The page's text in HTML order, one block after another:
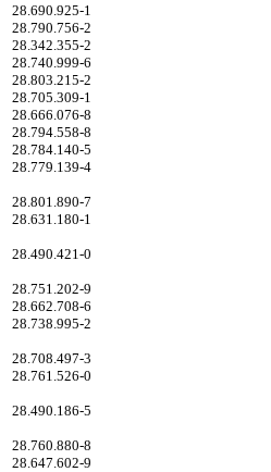
28.690.925-1
28.790.756-2
28.342.355-2
28.740.999-6
28.803.215-2
28.705.309-1
28.666.076-8
28.794.558-8
28.784.140-5
28.779.139-4
28.801.890-7
28.631.180-1
28.490.421-0
28.751.202-9
28.662.708-6
28.738.995-2
28.708.497-3
28.761.526-0
28.490.186-5
28.760.880-8
28.647.602-9